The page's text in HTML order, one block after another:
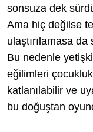
sonsuza dek
Ama hiç değilse
ulaştırılamasa
Bu nedenle
eğilimleri
katlanılabilir ve
bu doğuştan